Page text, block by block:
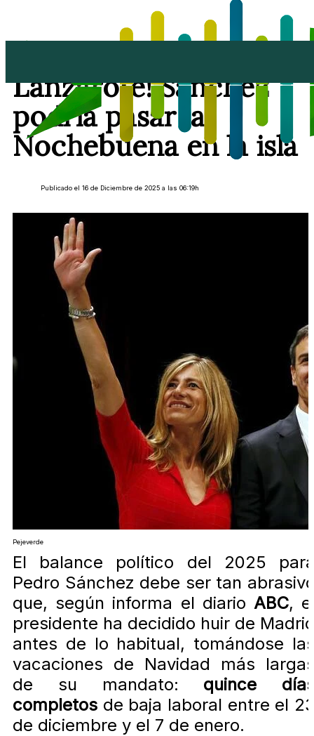
Lanzarote! Sánchez
podría pasar la
Nochebuena en la isla
Publicado el 16 de Diciembre de 2025 a las 06:19h
Pejeverde
El balance político del 2025
Pedro Sánchez debe ser tan
que, según informa el diario ABC,
presidente ha decidido huir de
antes de lo habitual, tomándose
vacaciones de Navidad más
de su mandato: quince
completos de baja laboral entre el
de diciembre y el 7 de enero.